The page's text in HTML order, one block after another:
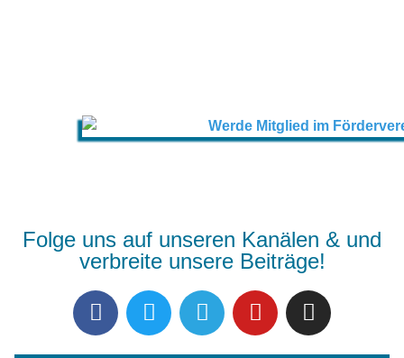
Folge uns auf unseren Kanälen & und
verbreite unsere Beiträge!